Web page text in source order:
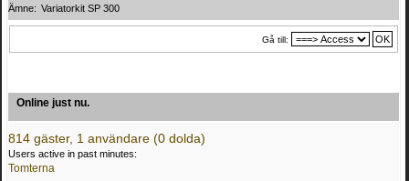
Ämne: Variatorkit SP 300
Gå till:
Online just nu.
814 gäster, 1 användare (0 dolda)
Users active in past minutes:
Tomterna